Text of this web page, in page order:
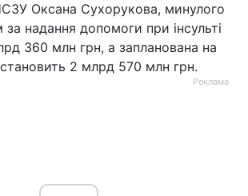
Оксана Сухорукова, минулого
надання допомоги при інсульті
360 млн грн, а запланована на
2 млрд 570 млн грн.
Реклама